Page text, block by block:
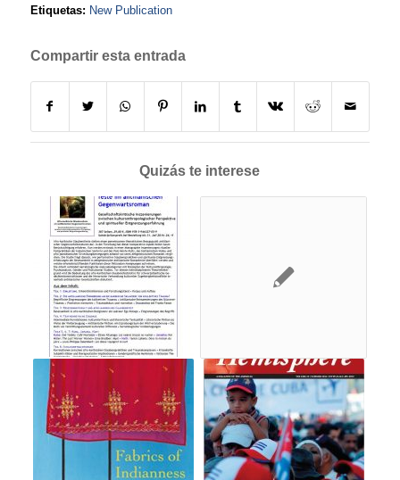
Etiquetas: New Publication
Compartir esta entrada
Quizás te interese